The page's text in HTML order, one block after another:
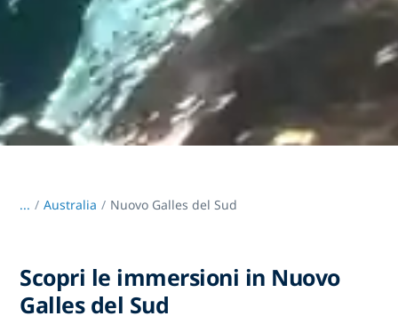
... / Australia Nuovo Galles del Sud
Scopri le immersioni in Nuovo
Galles del Sud